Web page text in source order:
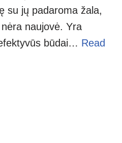
su jų padaroma žala,
naujovė. Yra
būdai… Read